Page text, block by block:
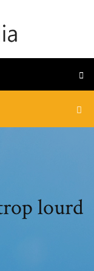
lourd